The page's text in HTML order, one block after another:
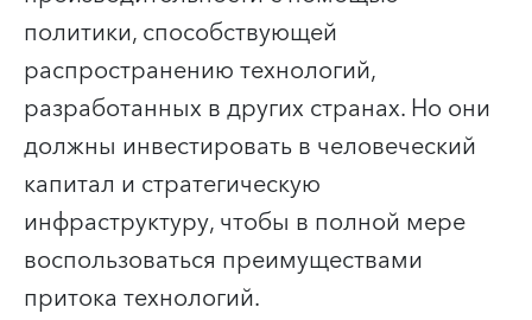
политики, способствующей
распространению технологий,
разработанных в других странах. Но они
должны инвестировать в человеческий
капитал и стратегическую
инфраструктуру, чтобы в полной мере
воспользоваться преимуществами
притока технологий.